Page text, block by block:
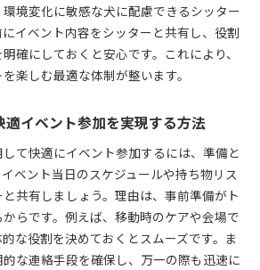
境変化に敏感な犬に配慮できるシッター
イベント内容をシッターと共有し、役割
確にしておくと安心です。これにより、
楽しむ最適な体制が整います。
適イベント参加を実現する方法
て快適にイベント参加するには、準備と
ベント当日のスケジュールや持ち物リス
共有しましょう。理由は、事前準備がト
らです。例えば、移動時のケアや会場で
な役割を決めておくとスムーズです。ま
な連絡手段を確保し、万一の際も迅速に